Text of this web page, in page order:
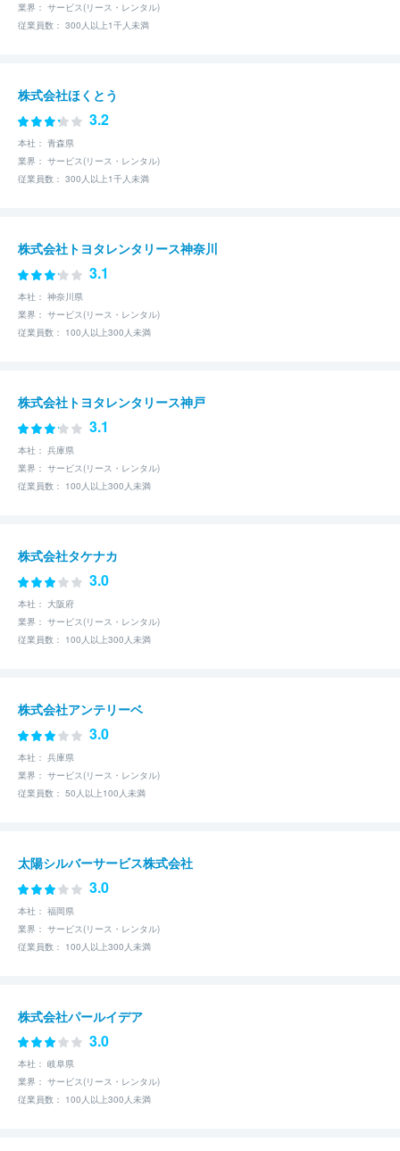
業界： サービス(リース・レンタル)
従業員数： 300人以上1千人未満
株式会社ほくとう
3.2
本社： 青森県
業界： サービス(リース・レンタル)
従業員数： 300人以上1千人未満
株式会社トヨタレンタリース神奈川
3.1
本社： 神奈川県
業界： サービス(リース・レンタル)
従業員数： 100人以上300人未満
株式会社トヨタレンタリース神戸
3.1
本社： 兵庫県
業界： サービス(リース・レンタル)
従業員数： 100人以上300人未満
株式会社タケナカ
3.0
本社： 大阪府
業界： サービス(リース・レンタル)
従業員数： 100人以上300人未満
株式会社アンテリーベ
3.0
本社： 兵庫県
業界： サービス(リース・レンタル)
従業員数： 50人以上100人未満
太陽シルバーサービス株式会社
3.0
本社： 福岡県
業界： サービス(リース・レンタル)
従業員数： 100人以上300人未満
株式会社パールイデア
3.0
本社： 岐阜県
業界： サービス(リース・レンタル)
従業員数： 100人以上300人未満